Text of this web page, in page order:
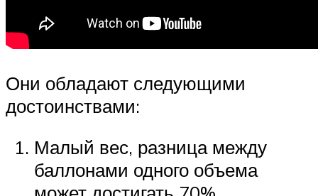
Они обладают следующими
достоинствами:
Малый вес, разница между
баллонами одного объема